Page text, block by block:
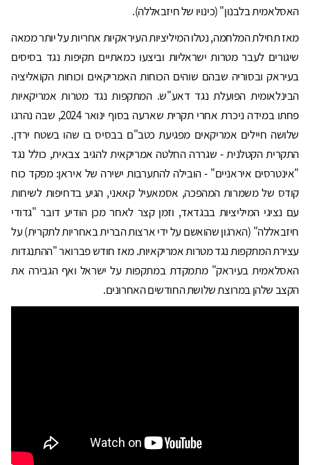
האסלאמית בלבנון" (כינויו של חיזבאללה).
מאז תחילת המלחמה, נטלו המיליציות העיראקיות אחריות על יותר ממאה
שיגורים לעבר מטרות ישראליות וביצעו כמאתיים תקיפות נגד בסיסים
בעיראק ובסוריה שבהם שוהים הכוחות האמריקאים וכוחות הקואליציה
הבינלאומית הפועלת נגד דאע"ש. המתקפות נגד מטרות אמריקאיות
פחתו במידה ניכרת אחרי תקרית שארעה בסוף ינואר 2024, שבה נהרגו
שלושה חיילים אמריקאים מפגיעת כטב"ם בבסיס בו שהו בשטח ירדן.
התקרית הקטלנית - שגררה החלטה אמריקאית להגיב צבאית, כולל נגד
"אינטרסים איראניים" - הובילה להתערבות ישירה של איראן: מפקד כוח
קודס של משמרות המהפכה, אסמאעיל קאאני, הגיע בדחיפות לשיחות
עם נציגי המיליציות בבגדאד, וזמן קצר לאחר מכן הודיע דובר "גדודי
חיזבאללה" (הארגון שהואשם על ידי ארצות הברית באחריות לתקרית) על
עצירת המתקפות נגד מטרות אמריקאיות. מאז חודש פברואר "ההתנגדות
האסלאמית בעיראק" מתמקדת במתקפות על ישראל ואף הגבירה את
הקצב שלהן במרוצת שלושת החודשים האחרונים.